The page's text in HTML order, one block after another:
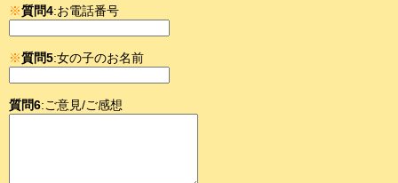
※質問4:お電話番号
※質問5:女の子のお名前
質問6:ご意見/ご感想